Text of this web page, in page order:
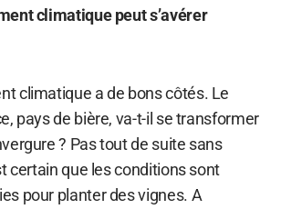
climatique peut s’avérer
climatique a de bons côtés. Le
pays de bière, va-t-il se transformer
? Pas tout de suite sans
certain que les conditions sont
pour planter des vignes. A